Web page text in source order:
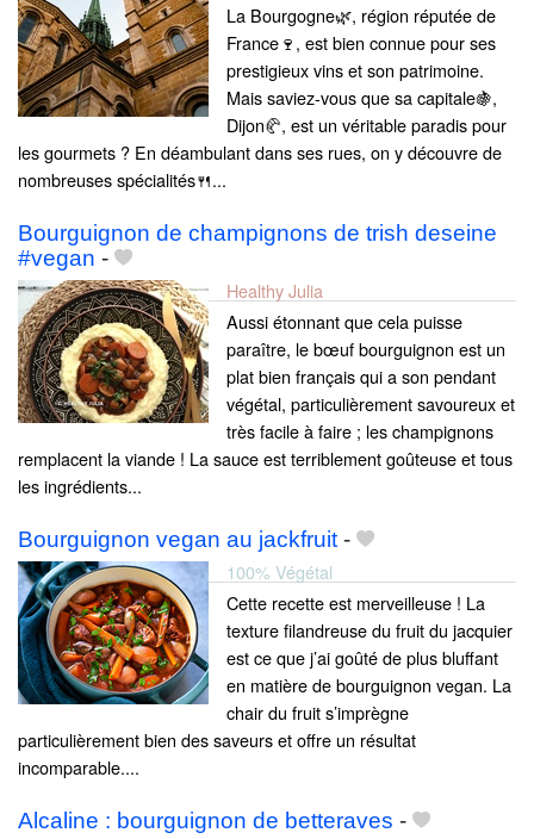
La Bourgogne🌿, région réputée de
France🍷, est bien connue pour ses
prestigieux vins et son patrimoine.
Mais saviez-vous que sa capitale🍇,
Dijon🥐, est un véritable paradis pour
les gourmets ? En déambulant dans ses rues, on y découvre de
nombreuses spécialités🍴...
Bourguignon de champignons de trish deseine
#vegan -
Healthy Julia
Aussi étonnant que cela puisse
paraître, le bœuf bourguignon est un
plat bien français qui a son pendant
végétal, particulièrement savoureux et
très facile à faire ; les champignons
remplacent la viande ! La sauce est terriblement goûteuse et tous
les ingrédients...
Bourguignon vegan au jackfruit -
100% Végétal
Cette recette est merveilleuse ! La
texture filandreuse du fruit du jacquier
est ce que j’ai goûté de plus bluffant
en matière de bourguignon vegan. La
chair du fruit s’imprègne
particulièrement bien des saveurs et offre un résultat
incomparable....
Alcaline : bourguignon de betteraves -